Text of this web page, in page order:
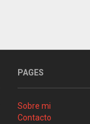
PAGES
Sobre mi
Contacto